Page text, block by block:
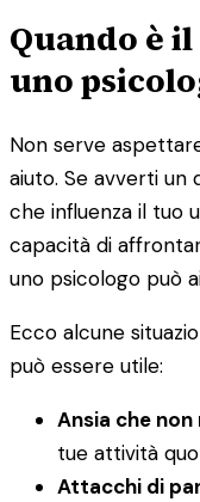
Quando è
uno
Non serve
aiuto. Se avverti
che influenza il tuo
capacità di
uno psicologo può
Ecco alcune
può essere utile:
Ansia che
tue attività
Attacchi di